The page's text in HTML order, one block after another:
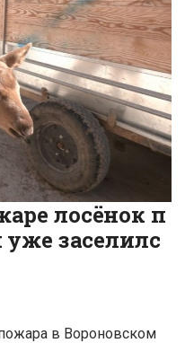
лосёнок п
заселилс
в Вороновском